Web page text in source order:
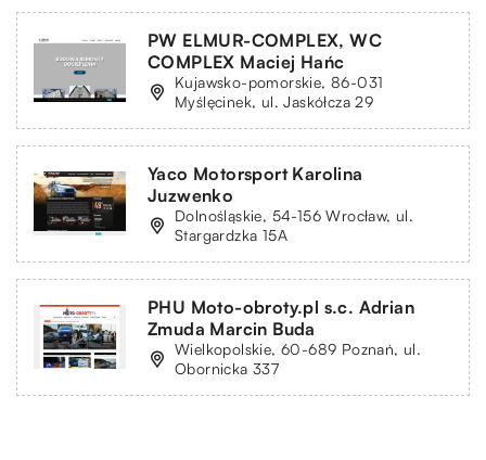
PW ELMUR-COMPLEX, WC
COMPLEX Maciej Hańc
Kujawsko-pomorskie, 86-031
Myślęcinek, ul. Jaskółcza 29
Yaco Motorsport Karolina
Juzwenko
Dolnośląskie, 54-156 Wrocław, ul.
Stargardzka 15A
PHU Moto-obroty.pl s.c. Adrian
Zmuda Marcin Buda
Wielkopolskie, 60-689 Poznań, ul.
Obornicka 337